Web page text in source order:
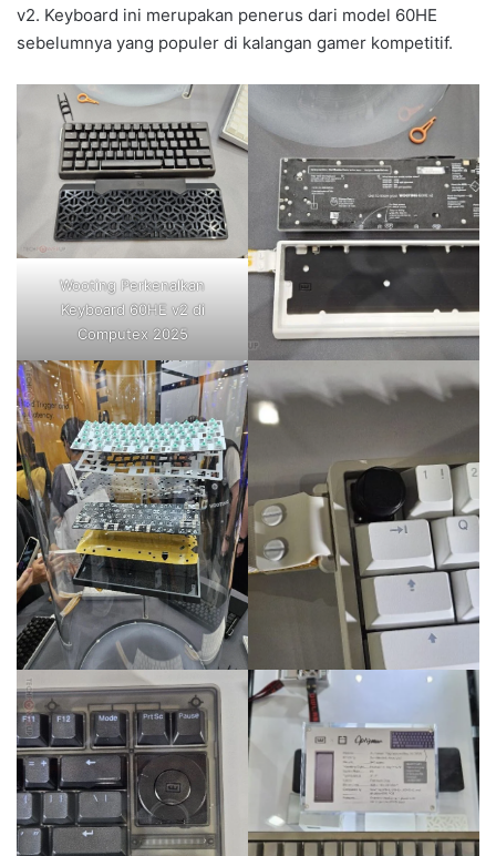
v2. Keyboard ini merupakan penerus dari model 60HE
sebelumnya yang populer di kalangan gamer kompetitif.
Wooting Perkenalkan
Keyboard 60HE v2 di
Computex 2025